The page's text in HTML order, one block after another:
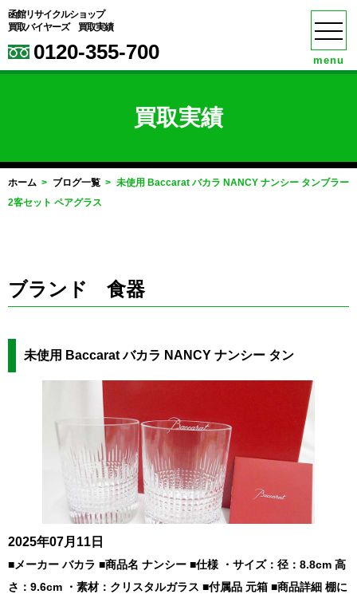
函館リサイクルショップ
買取バイヤーズ 買取実績
0120-355-700 menu
買取実績
ホーム ブログ一覧
未使用 Baccarat バカラ NANCY ナンシー タンブラー
2客セット ペアグラス
ブランド 食器
未使用 Baccarat バカラ NANCY ナンシー タン
2025年07月11日
■メーカー バカラ ■商品名 ナンシー ■仕様 ・サイズ：径：8.8cm 高
さ：9.6cm ・素材：クリスタルガラス ■付属品 元箱 ■商品詳細 棚に